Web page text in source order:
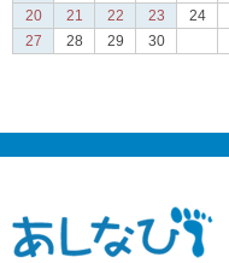
20
21 22 23 24
27
28 29 30